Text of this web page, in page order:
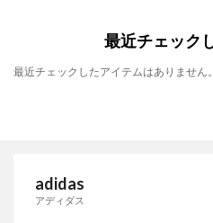
最近チェック
最近チェックしたアイテムはありません。
adidas
アディダス